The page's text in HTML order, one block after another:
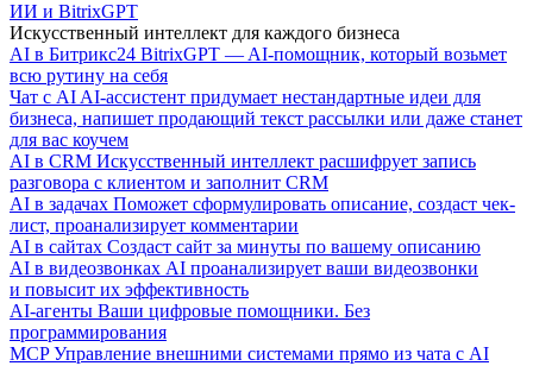
ИИ и BitrixGPT
Искусственный интеллект для каждого бизнеса
AI в Битрикс24 BitrixGPT — AI-помощник, который возьмет
всю рутину на себя
Чат с AI AI-ассистент придумает нестандартные идеи для
бизнеса, напишет продающий текст рассылки или даже станет
для вас коучем
AI в CRM Искусственный интеллект расшифрует запись
разговора с клиентом и заполнит CRM
AI в задачах Поможет сформулировать описание, создаст чек-
лист, проанализирует комментарии
AI в сайтах Создаст сайт за минуты по вашему описанию
AI в видеозвонках AI проанализирует ваши видеозвонки
и повысит их эффективность
AI-агенты Ваши цифровые помощники. Без
программирования
MCP Управление внешними системами прямо из чата с AI